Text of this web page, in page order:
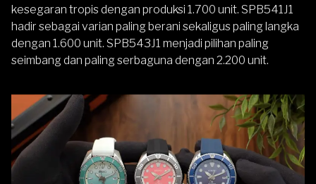
kesegaran tropis dengan produksi 1.700 unit. SPB541J1
hadir sebagai varian paling berani sekaligus paling langka
dengan 1.600 unit. SPB543J1 menjadi pilihan paling
seimbang dan paling serbaguna dengan 2.200 unit.